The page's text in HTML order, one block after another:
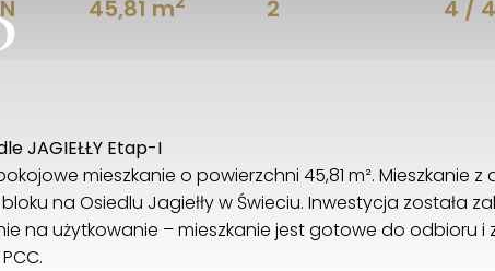
45,81 m 2 4 / 4
JAGIEŁŁY Etap-I
mieszkanie o powierzchni 45,81 m². Mieszkanie z
na Osiedlu Jagiełły w Świeciu. Inwestycja została
na użytkowanie – mieszkanie jest gotowe do odbioru i